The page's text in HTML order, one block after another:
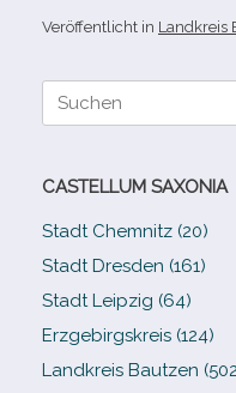
Veröffentlicht in Landkreis
Suche
CASTELLUM SAXONIA
Stadt Chemnitz (20)
Stadt Dresden (161)
Stadt Leipzig (64)
Erzgebirgskreis (124)
Landkreis Bautzen